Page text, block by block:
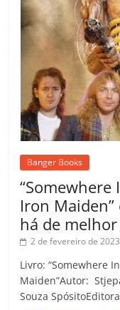
Banger Books
“Somewhere
Iron
há de
2 de fevereiro de 2023
Livro: “Somewhere
Maiden”Autor:
Souza